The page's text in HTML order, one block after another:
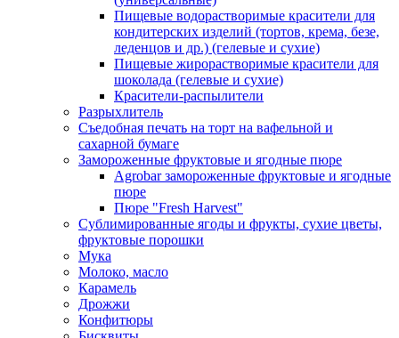
Пищевые водорастворимые красители для
кондитерских изделий (тортов, крема, безе,
леденцов и др.) (гелевые и сухие)
Пищевые жирорастворимые красители для
шоколада (гелевые и сухие)
Красители-распылители
Разрыхлитель
Съедобная печать на торт на вафельной и
сахарной бумаге
Замороженные фруктовые и ягодные пюре
Agrobar замороженные фруктовые и ягодные
пюре
Пюре "Fresh Harvest"
Сублимированные ягоды и фрукты, сухие цветы,
фруктовые порошки
Мука
Молоко, масло
Карамель
Дрожжи
Конфитюры